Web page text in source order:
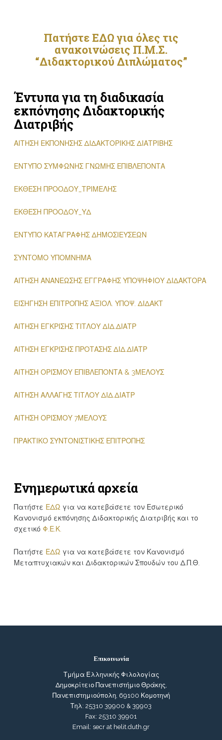
Πατήστε ΕΔΩ για όλες τις
ανακοινώσεις Π.Μ.Σ.
“Διδακτορικού Διπλώματος”
Έντυπα για τη διαδικασία
εκπόνησης Διδακτορικής
Διατριβής
ΑΙΤΗΣΗ ΕΚΠΟΝΗΣΗΣ ΔΙΔΑΚΤΟΡΙΚΗΣ ΔΙΑΤΡΙΒΗΣ
ΕΝΤΥΠΟ ΣΥΜΦΩΝΗΣ ΓΝΩΜΗΣ ΕΠΙΒΛΕΠΟΝΤΑ
ΕΚΘΕΣΗ ΠΡΟΟΔΟΥ_ΤΡΙΜΕΛΗΣ
ΕΚΘΕΣΗ ΠΡΟΟΔΟΥ_ΥΔ
ΕΝΤΥΠΟ ΚΑΤΑΓΡΑΦΗΣ ΔΗΜΟΣΙΕΥΣΕΩΝ
ΣΥΝΤΟΜΟ ΥΠΟΜΝΗΜΑ
ΑΙΤΗΣΗ ΑΝΑΝΕΩΣΗΣ ΕΓΓΡΑΦΗΣ ΥΠΟΨΗΦΙΟΥ ΔΙΔΑΚΤΟΡΑ
ΕΙΣΗΓΗΣΗ ΕΠΙΤΡΟΠΗΣ ΑΞΙΟΛ. ΥΠΟΨ. ΔΙΔΑΚΤ
ΑΙΤΗΣΗ ΕΓΚΡΙΣΗΣ ΤΙΤΛΟΥ ΔΙΔ.ΔΙΑΤΡ
ΑΙΤΗΣΗ ΕΓΚΡΙΣΗΣ ΠΡΟΤΑΣΗΣ ΔΙΔ.ΔΙΑΤΡ
ΑΙΤΗΣΗ ΟΡΙΣΜΟΥ ΕΠΙΒΛΕΠΟΝΤΑ & 3ΜΕΛΟΥΣ
ΑΙΤΗΣΗ ΑΛΛΑΓΗΣ ΤΙΤΛΟΥ ΔΙΔ.ΔΙΑΤΡ
ΑΙΤΗΣΗ ΟΡΙΣΜΟΥ 7ΜΕΛΟΥΣ
ΠΡΑΚΤΙΚΟ ΣΥΝΤΟΝΙΣΤΙΚΗΣ ΕΠΙΤΡΟΠΗΣ
Ενημερωτικά αρχεία
Πατήστε ΕΔΩ για να κατεβάσετε τον Εσωτερικό
Κανονισμό εκπόνησης Διδακτορικής Διατριβής και το
σχετικό Φ.Ε.Κ.
Πατήστε ΕΔΩ για να κατεβάσετε τον Κανονισμό
Μεταπτυχιακών και Διδακτορικών Σπουδών του Δ.Π.Θ.
Επικοινωνία
Τμήμα Ελληνικής Φιλολογίας
Δημοκρίτειο Πανεπιστήμιο Θράκης,
Πανεπιστημιούπολη, 69100 Κομοτηνή
Τηλ: 25310 39900 & 39903
Fax: 25310 39901
Email: secr at helit.duth.gr